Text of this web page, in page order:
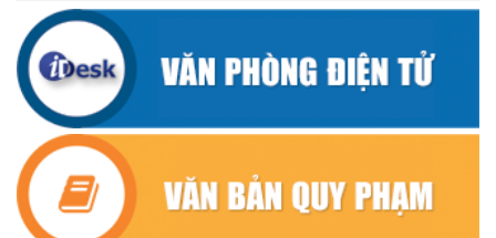
NÂNG CAO HIỆU QUẢ QUẢN LÝ TÍN DỤNG CHÍNH SÁCH XÃ HỘI
TRÊN ĐỊA BÀN XÃ CƯ M'TA
(07/07/2026)